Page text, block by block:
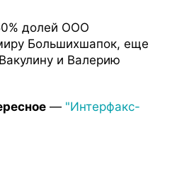
долей ООО
Большихшапок, еще
и Валерию
— "Интерфакс-